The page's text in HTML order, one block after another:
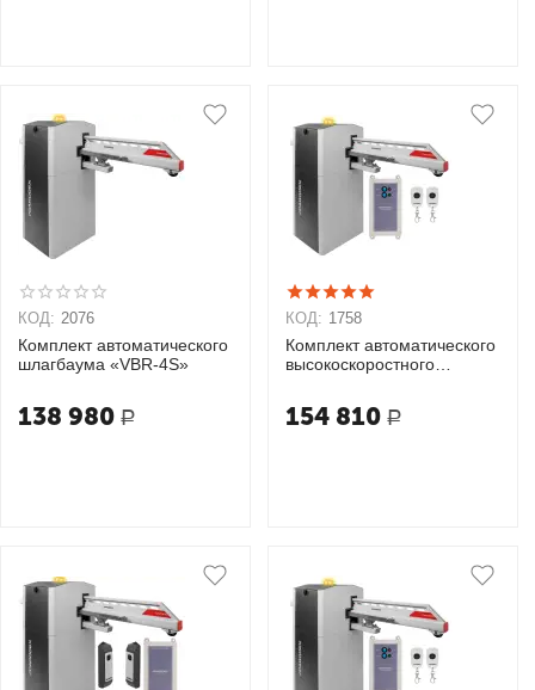
КОД: 2076
Комплект автоматического
шлагбаума «VBR-4S»
138 980 Р
КОД: 1758
Комплект автоматического
высокоскоростного
154 810 Р